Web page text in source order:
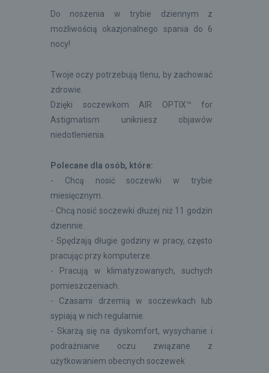
Do noszenia w trybie dziennym z
możliwością okazjonalnego spania do 6
nocy!
Twoje oczy potrzebują tlenu, by zachować
zdrowie.
Dzięki soczewkom AIR OPTIX™ for
Astigmatism unikniesz objawów
niedotlenienia.
Polecane dla osób, które:
- Chcą nosić soczewki w trybie
miesięcznym.
- Chcą nosić soczewki dłużej niż 11 godzin
dziennie.
- Spędzają długie godziny w pracy, często
pracując przy komputerze.
- Pracują w klimatyzowanych, suchych
pomieszczeniach.
- Czasami drzemią w soczewkach lub
sypiają w nich regularnie.
- Skarżą się na dyskomfort, wysychanie i
podrażnianie oczu związane z
użytkowaniem obecnych soczewek